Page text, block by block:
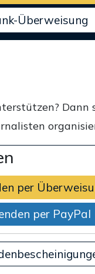
Überweisung
Dann
per
per PayPal